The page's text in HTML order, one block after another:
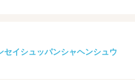
セイシュッパンシャヘンシュウ